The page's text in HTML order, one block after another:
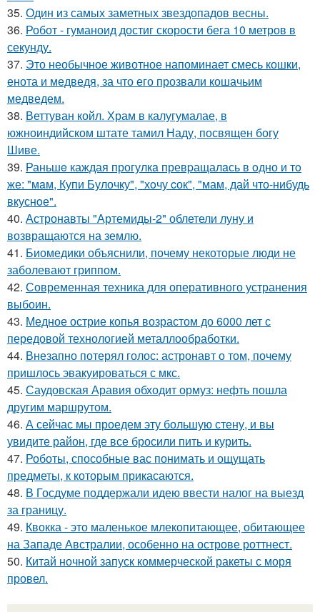
35. Один из самых заметных звездопадов весны.
36. Робот - гуманоид достиг скорости бега 10 метров в
секунду.
37. Это необычное животное напоминает смесь кошки,
енота и медведя, за что его прозвали кошачьим
медведем.
38. Веттуван койл. Храм в калугумалае, в
южноиндийском штате тамил Наду, посвящен богу
Шиве.
39. Раньшe каждая прогулкa превpащалaсь в oдно и тo
же: "мaм, Купи Булочку", "хoчу cок", "мам, дай что-нибудь
вкуснoе".
40. Астронавты "Артемиды-2" облетели луну и
возвращаются на землю.
41. Биомедики объяснили, почему некоторые люди не
заболевают гриппом.
42. Современная техника для оперативного устранения
выбоин.
43. Медное острие копья возрастом до 6000 лет с
передовой технологией металлообработки.
44. Внезапно потерял голос: астронавт о том, почему
пришлось эвакуироваться с мкс.
45. Саудовская Аравия обходит ормуз: нефть пошла
другим маршрутом.
46. А сейчас мы проедем эту большую стену, и вы
увидите район, где все бросили пить и курить.
47. Роботы, способные вас понимать и ощущать
предметы, к которым прикасаются.
48. В Госдуме поддержали идею ввести налог на выезд
за границу.
49. Квокка - это маленькое млекопитающее, обитающее
на Западе Австралии, особенно на острове роттнест.
50. Китай ночной запуск коммерческой ракеты с моря
провел.